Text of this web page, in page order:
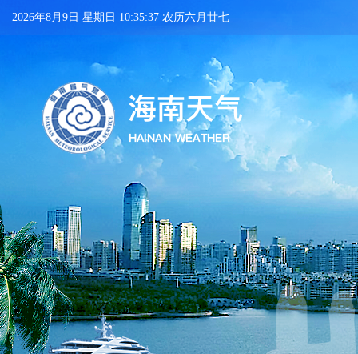
2026年8月9日 星期日 10:35:38 农历六月廿七